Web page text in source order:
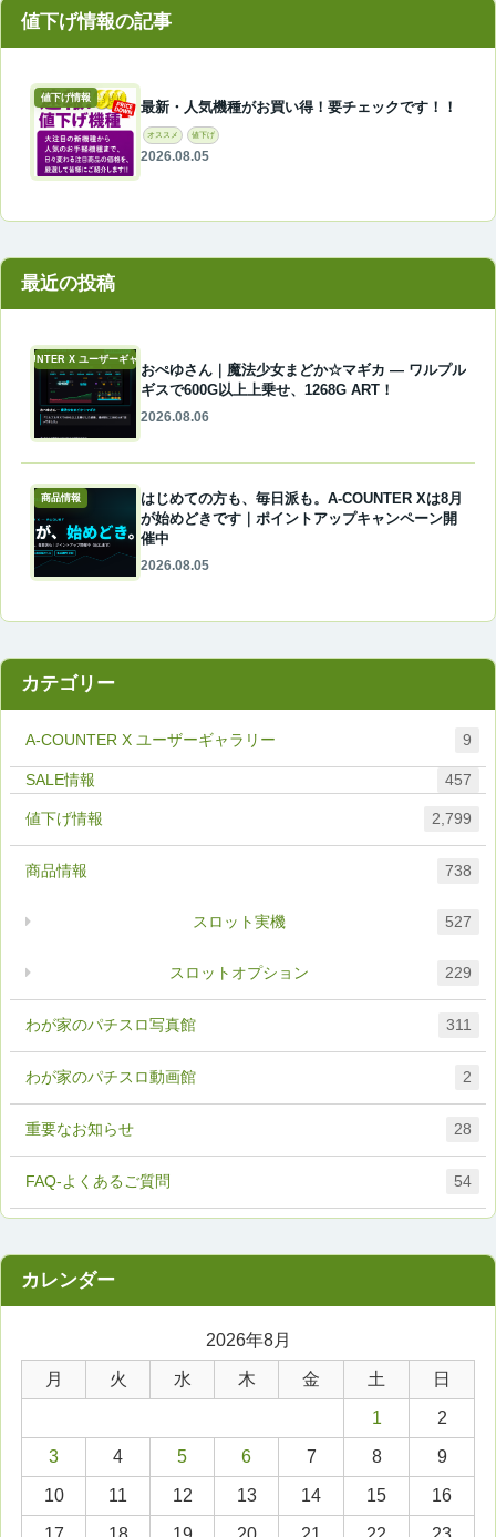
値下げ情報
最新・人気機種がお買い得！要チェックです！！
オススメ 値下げ
2026.08.05
最近の投稿
A-COUNTER X ユーザーギャラリー
おぺゆさん｜魔法少女まどか☆マギカ ― ワルプル
ギスで600G以上上乗せ、1268G ART！
2026.08.06
商品情報
はじめての方も、毎日派も。A-COUNTER Xは8月
が始めどきです｜ポイントアップキャンペーン開
催中
2026.08.05
カテゴリー
A-COUNTER X ユーザーギャラリー 9
FAQ-よくあるご質問 54
457
わが家のパチスロ写真館 311
わが家のパチスロ動画館 2
値下げ情報 2,799
商品情報 738
スロットオプション 229
スロット実機 527
重要なお知らせ 28
2026年8月
月 火 水 木 金 土 日
1 2
3 4 5 6 7 8 9
10 11 12 13 14 15 16